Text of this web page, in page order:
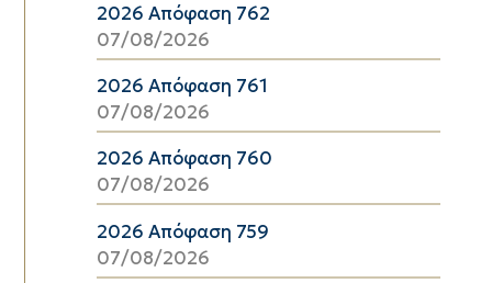
2026 Απόφαση 762
07/08/2026
2026 Απόφαση 761
07/08/2026
2026 Απόφαση 760
07/08/2026
2026 Απόφαση 759
07/08/2026